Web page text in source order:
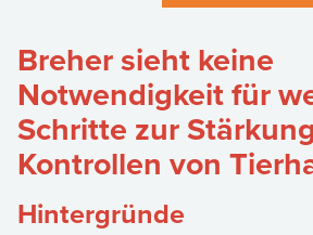
Breher sieht keine
Notwendigkeit für
Schritte zur
Kontrollen von
Hintergründe